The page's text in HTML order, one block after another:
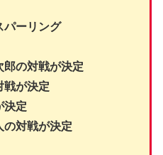
パーリング
郎の対戦が決定
戦が決定
決定
の対戦が決定